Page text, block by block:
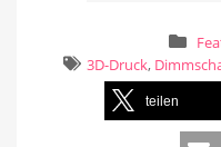
3D-Druck,
teilen